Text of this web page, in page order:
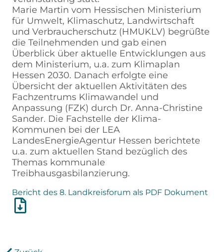
Marie Martin vom Hessischen Ministerium
für Umwelt, Klimaschutz, Landwirtschaft
und Verbraucherschutz (HMUKLV) begrüßte
die Teilnehmenden und gab einen
Überblick über aktuelle Entwicklungen aus
dem Ministerium, u.a. zum Klimaplan
Hessen 2030. Danach erfolgte eine
Übersicht der aktuellen Aktivitäten des
Fachzentrums Klimawandel und
Anpassung (FZK) durch Dr. Anna-Christine
Sander. Die Fachstelle der Klima-
Kommunen bei der LEA
LandesEnergieAgentur Hessen berichtete
u.a. zum aktuellen Stand bezüglich des
Themas kommunale
Treibhausgasbilanzierung.
Bericht des 8. Landkreisforum als PDF Dokument